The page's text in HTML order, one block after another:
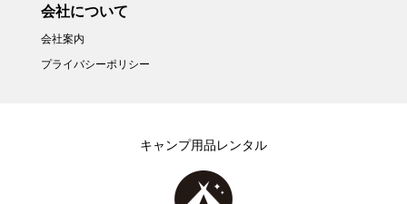
会社について
会社案内
プライバシーポリシー
キャンプ用品レンタル